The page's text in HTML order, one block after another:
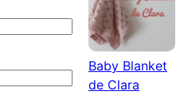
Baby Blanket
de Clara